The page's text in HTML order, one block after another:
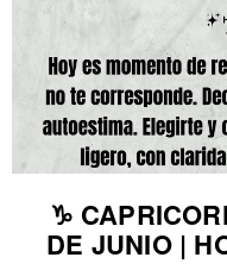
♑
DE JUNIO |